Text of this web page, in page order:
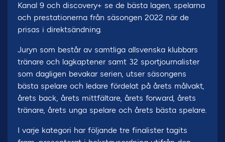
Kanal 9 och discovery+ se de bästa lagen, spelarna
och prestationerna från säsongen 2022 när de
prisas i direktsändning.
Juryn som består av samtliga allsvenska klubbars
tränare och lagkaptener samt 32 sportjournalister
som dagligen bevakar serien, utser säsongens
bästa spelare och ledare fördelat på årets målvakt,
årets back, årets mittfältare, årets forward, årets
tränare, årets unga spelare och årets bästa spelare.
I varje kategori har följande tre finalister tagits